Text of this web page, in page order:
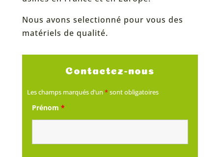
Nous avons selectionné pour vous des
matériels de qualité.
Contactez-nous
Les champs marqués d’un *sont obligatoires
Prénom *